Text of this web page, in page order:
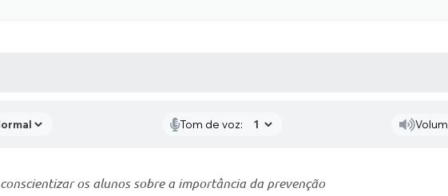
Tom de voz:
os alunos sobre a importância da prevenção